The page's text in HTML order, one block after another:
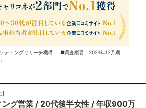
ティングリサーチ機構 ■調査概要：2023年12月期
]
ング営業 20代後半女性
年収900万